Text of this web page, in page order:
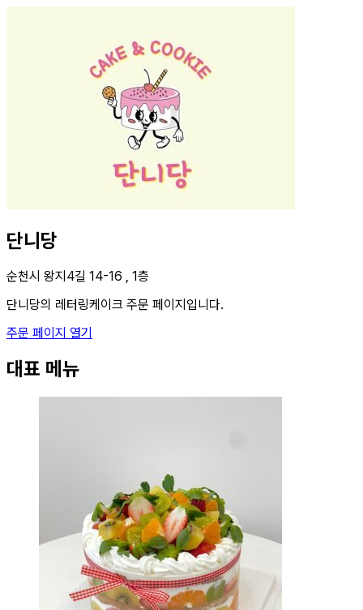
단니당
순천시 왕지4길 14-16 , 1층
단니당의 레터링케이크 주문 페이지입니다.
주문 페이지 열기
대표 메뉴